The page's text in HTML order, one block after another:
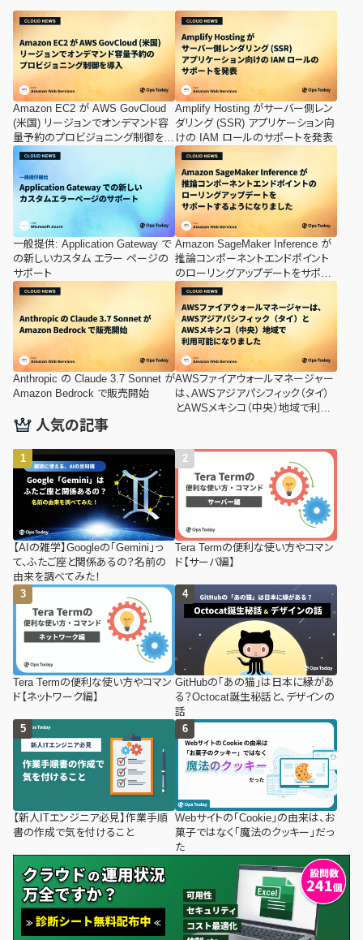
Amazon EC2 が AWS GovCloud
(米国) リージョンでオンデマンド容
量予約のプロビジョニング制御を導
入
Amplify Hosting がサーバー側レン
ダリング (SSR) アプリケーション向
けの IAM ロールのサポートを発表
一般提供: Application Gateway で
の新しいカスタム エラー ページの
サポート
Amazon SageMaker Inference が
推論コンポーネントエンドポイント
のローリングアップデートをサポー
トするようになりました
Anthropic の Claude 3.7 Sonnet が
Amazon Bedrock で販売開始
AWSファイアウォールマネージャー
は、AWSアジアパシフィック（タイ）
とAWSメキシコ（中央）地域で利用
人気の記事
【AIの雑学】Googleの「Gemini」っ
て、ふたご座と関係あるの？名前の
由来を調べてみた！
Tera Termの便利な使い方やコマン
ド【サーバ編】
Tera Termの便利な使い方やコマン
ド【ネットワーク編】
GitHubの「あの猫」は日本に縁があ
る？Octocat誕生秘話と、デザインの
話
【新人ITエンジニア必見】作業手順
書の作成で気を付けること
Webサイトの「Cookie」の由来は、お
菓子ではなく「魔法のクッキー」だっ
た